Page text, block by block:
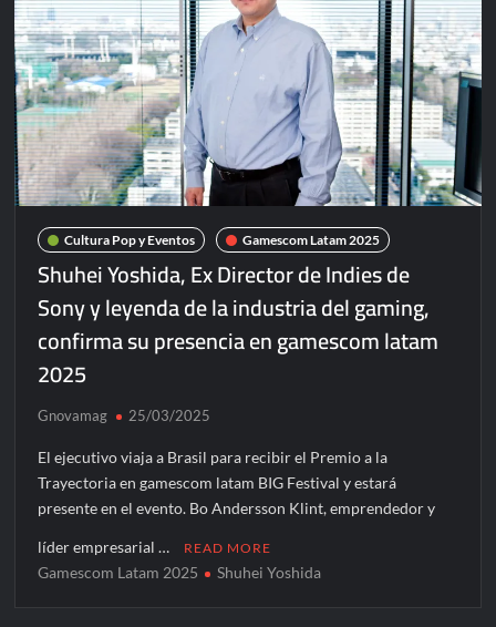
Cultura Pop y Eventos Gamescom Latam 2025
Shuhei Yoshida, Ex Director de Indies de
Sony y leyenda de la industria del gaming,
confirma su presencia en gamescom latam
2025
Gnovamag 25/03/2025
El ejecutivo viaja a Brasil para recibir el Premio a la
Trayectoria en gamescom latam BIG Festival y estará
presente en el evento. Bo Andersson Klint, emprendedor y
líder empresarial … READ MORE
Gamescom Latam 2025 Shuhei Yoshida